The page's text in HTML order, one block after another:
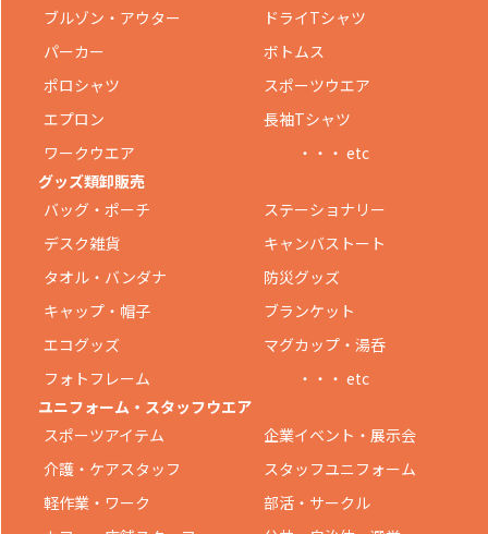
ブルゾン・アウター
ドライTシャツ
パーカー
ボトムス
ポロシャツ
スポーツウエア
エプロン
長袖Tシャツ
ワークウエア
・・・ etc
グッズ類卸販売
バッグ・ポーチ
ステーショナリー
デスク雑貨
キャンバストート
タオル・バンダナ
防災グッズ
キャップ・帽子
ブランケット
エコグッズ
マグカップ・湯呑
フォトフレーム
・・・ etc
ユニフォーム・スタッフウエア
スポーツアイテム
企業イベント・展示会
介護・ケアスタッフ
スタッフユニフォーム
軽作業・ワーク
部活・サークル